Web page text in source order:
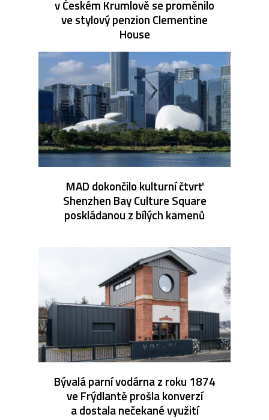
v Českém Krumlově se proměnilo
ve stylový penzion Clementine
House
MAD dokončilo kulturní čtvrť
Shenzhen Bay Culture Square
poskládanou z bílých kamenů
Bývalá parní vodárna z roku 1874
ve Frýdlantě prošla konverzí
a dostala nečekané využití